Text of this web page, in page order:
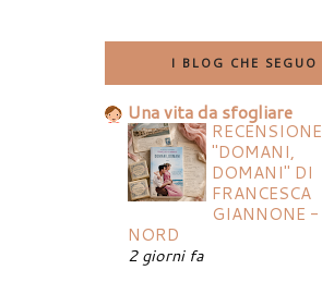
I BLOG CHE SEGUO
Una vita da sfogliare
RECENSIONE
"DOMANI,
DOMANI" DI
FRANCESCA
GIANNONE -
NORD
2 giorni fa